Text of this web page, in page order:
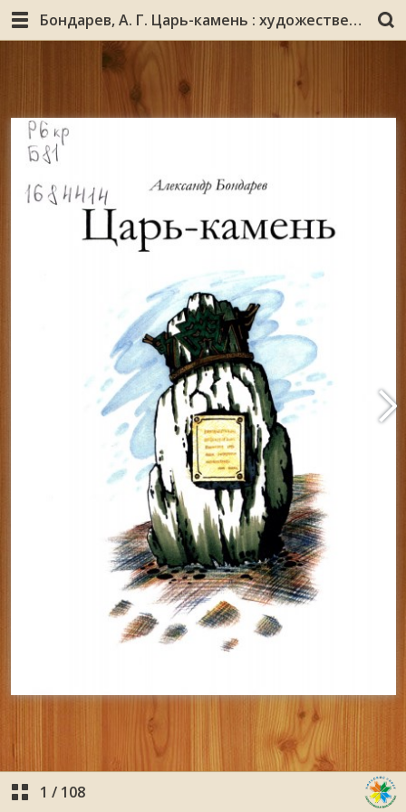
Бондарев, А. Г. Царь-камень : художественно-документальная повесть / Александр Бондарев. - Кировск : литературное объединение "Алаш" : Апатит-Медиа, 2009. - 100, [1] с. : цв. ил.
1 / 108